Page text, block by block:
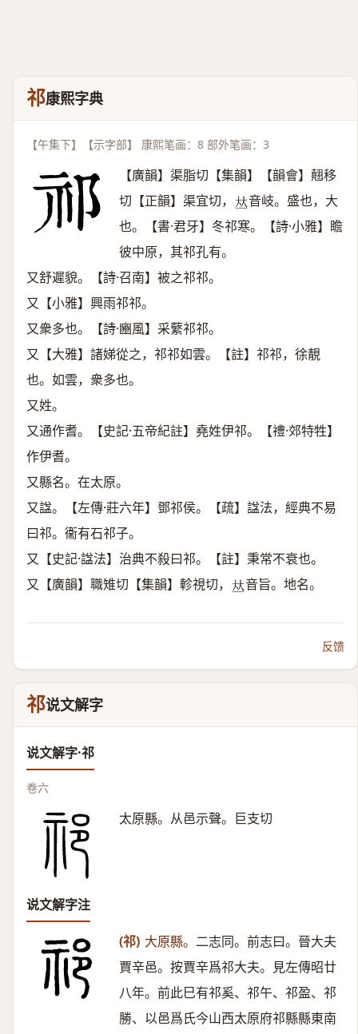
祁康熙字典
【午集下】【示字部】 康熙笔画：8 部外笔画：3
【廣韻】渠脂切【集韻】【韻會】翹移
切【正韻】渠宜切， 𠀤音岐。盛也，大
也。【書·君牙】冬祁寒。【詩·小雅】瞻
彼中原，其祁孔有。
又舒遲貌。【詩·召南】被之祁祁。
又【小雅】興雨祁祁。
又衆多也。【詩·豳風】采蘩祁祁。
又【大雅】諸娣從之，祁祁如雲。【註】祁祁，徐靚
也。如雲，衆多也。
又姓。
又通作耆。【史記·五帝紀註】堯姓伊祁。【禮·郊特牲】
作伊耆。
又縣名。在太原。
又諡。【左傳·莊六年】鄧祁侯。【疏】諡法，經典不易
曰祁。衞有石祁子。
又【史記·諡法】治典不殺曰祁。【註】秉常不衰也。
又【廣韻】職雉切【集韻】軫視切， 𠀤音旨。地名。
反馈
祁说文解字
说文解字·祁
卷六
太原縣。从邑示聲。巨支切
说文解字注
(祁) 大原縣。 二志同。前志曰。晉大夫
賈辛邑。按賈辛爲祁大夫。見左傳昭廿
八年。前此巳有祁奚、祁午、祁盈、祁
勝、以邑爲氏今山西太原府祁縣縣東南